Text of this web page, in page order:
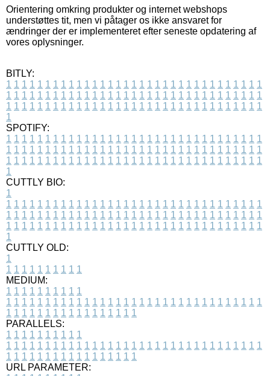
Orientering omkring produkter og internet webshops
understøttes tit, men vi påtager os ikke ansvaret for
ændringer der er implementeret efter seneste opdatering af
vores oplysninger.
BITLY:
1 1 1 1 1 1 1 1 1 1 1 1 1 1 1 1 1 1 1 1 1 1 1 1 1 1 1 1 1 1 1 1 1
1 1 1 1 1 1 1 1 1 1 1 1 1 1 1 1 1 1 1 1 1 1 1 1 1 1 1 1 1 1 1 1 1
1 1 1 1 1 1 1 1 1 1 1 1 1 1 1 1 1 1 1 1 1 1 1 1 1 1 1 1 1 1 1 1 1
1
SPOTIFY:
1 1 1 1 1 1 1 1 1 1 1 1 1 1 1 1 1 1 1 1 1 1 1 1 1 1 1 1 1 1 1 1 1
1 1 1 1 1 1 1 1 1 1 1 1 1 1 1 1 1 1 1 1 1 1 1 1 1 1 1 1 1 1 1 1 1
1 1 1 1 1 1 1 1 1 1 1 1 1 1 1 1 1 1 1 1 1 1 1 1 1 1 1 1 1 1 1 1 1
1
CUTTLY BIO:
1
1 1 1 1 1 1 1 1 1 1 1 1 1 1 1 1 1 1 1 1 1 1 1 1 1 1 1 1 1 1 1 1 1
1 1 1 1 1 1 1 1 1 1 1 1 1 1 1 1 1 1 1 1 1 1 1 1 1 1 1 1 1 1 1 1 1
1 1 1 1 1 1 1 1 1 1 1 1 1 1 1 1 1 1 1 1 1 1 1 1 1 1 1 1 1 1 1 1 1
1
CUTTLY OLD:
1
1 1 1 1 1 1 1 1 1 1
MEDIUM:
1 1 1 1 1 1 1 1 1 1
1 1 1 1 1 1 1 1 1 1 1 1 1 1 1 1 1 1 1 1 1 1 1 1 1 1 1 1 1 1 1 1 1
1 1 1 1 1 1 1 1 1 1 1 1 1 1 1 1 1
PARALLELS:
1 1 1 1 1 1 1 1 1 1
1 1 1 1 1 1 1 1 1 1 1 1 1 1 1 1 1 1 1 1 1 1 1 1 1 1 1 1 1 1 1 1 1
1 1 1 1 1 1 1 1 1 1 1 1 1 1 1 1 1
URL PARAMETER: